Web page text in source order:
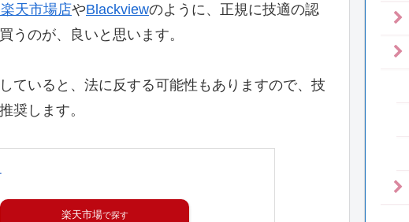
天市場店やBlackviewのように、正規に技適の認
うのが、良いと思います。
ていると、法に反する可能性もありますので、技
奨します。
楽天市場